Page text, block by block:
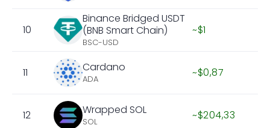
10
Binance Bridged USDT
(BNB Smart Chain)
BSC-USD
~$1
11 Cardano
ADA ~$0,87
12 Wrapped SOL
SOL ~$204,33